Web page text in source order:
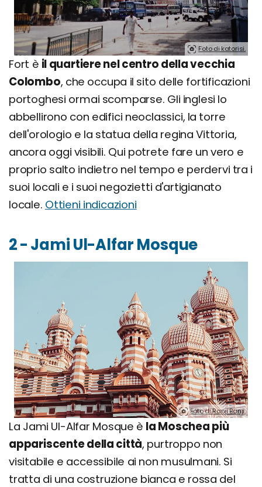
Foto di katorisi.
Fort è il quartiere nel centro della vecchia
Colombo, che occupa il sito delle fortificazioni
portoghesi ormai scomparse. Gli inglesi lo
abbellirono con edifici neoclassici, la torre
dell'orologio e la statua della regina Vittoria,
ancora oggi visibili. Qui potrete fare un vero e
proprio salto indietro nel tempo e perdervi tra i
suoi locali e i suoi negozietti d'artigianato
locale. Ottieni indicazioni
2 - Jami Ul-Alfar Mosque
Foto di Ranji Banji.
La Jami Ul-Alfar Mosque è la Moschea più
appariscente della città, purtroppo non
visitabile e accessibile ai non musulmani. Si
tratta di una costruzione bianca e rossa del